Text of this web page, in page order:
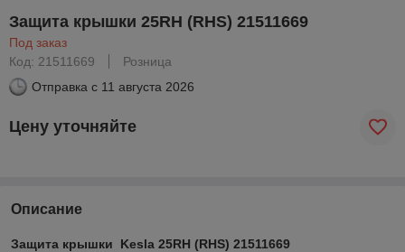
Защита крышки 25RH (RHS) 21511669
Под заказ
Код: 21511669
Розница
Отправка с 11 августа 2026
Цену уточняйте
Описание
Защита крышки Kesla 25RH (RHS) 21511669